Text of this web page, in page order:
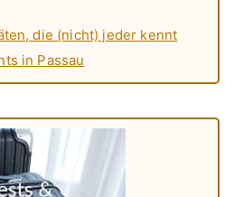
die (nicht) jeder kennt
in Passau